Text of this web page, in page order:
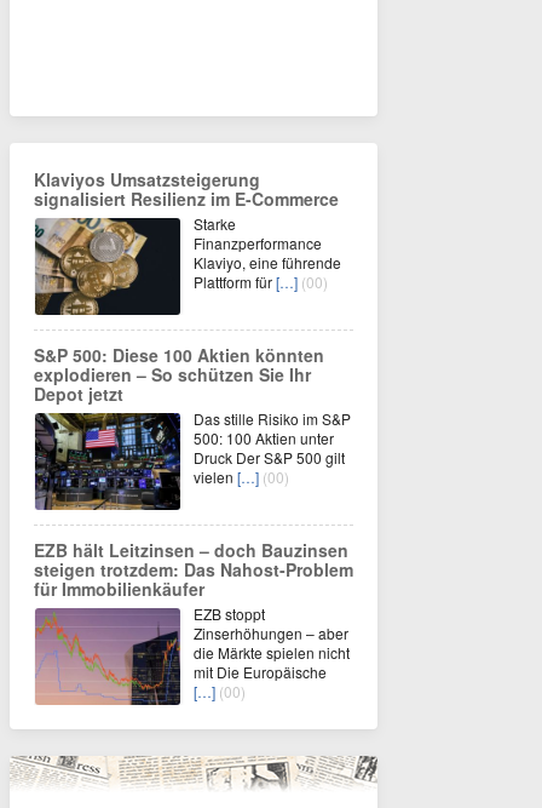
Klaviyos Umsatzsteigerung
signalisiert Resilienz im E-Commerce
Starke
Finanzperformance
Klaviyo, eine führende
Plattform für[…] (00)
S&P 500: Diese 100 Aktien könnten
explodieren – So schützen Sie Ihr
Depot jetzt
Das stille Risiko im S&P
500: 100 Aktien unter
Druck Der S&P 500 gilt
vielen […] (00)
EZB hält Leitzinsen – doch Bauzinsen
steigen trotzdem: Das Nahost-Problem
für Immobilienkäufer
EZB stoppt
Zinserhöhungen – aber
die Märkte spielen nicht
mit Die Europäische
[…] (00)